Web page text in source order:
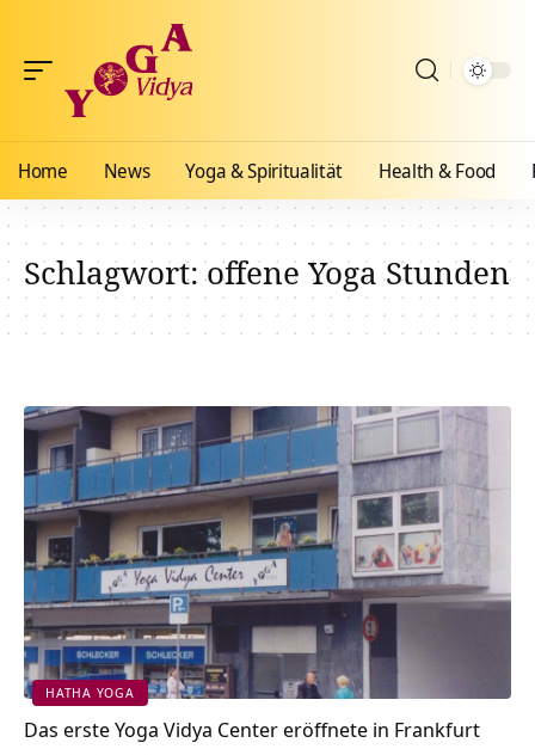
Home News Yoga & Spiritualität Health & Food
Schlagwort:offene Yoga Stunden
HATHA YOGA
Das erste Yoga Vidya Center eröffnete in Frankfurt